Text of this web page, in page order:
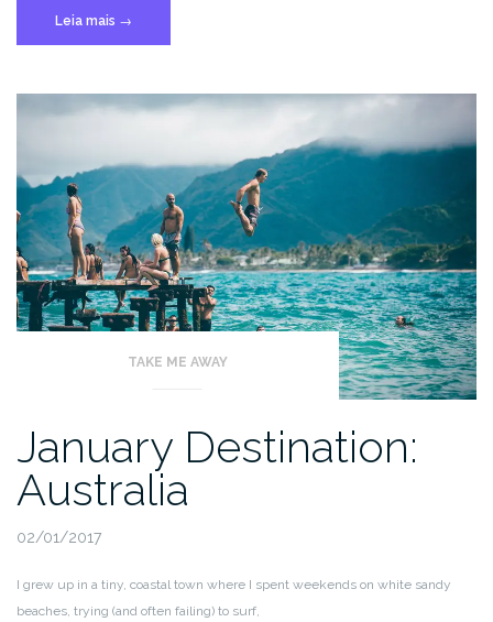
Leia mais “Driving
across
Part
Vegas”
→
TAKE ME AWAY
January Destination:
Australia
02/01/2017
I grew up in a tiny, coastal town where I spent weekends on white sandy
beaches, trying (and often failing) to surf,